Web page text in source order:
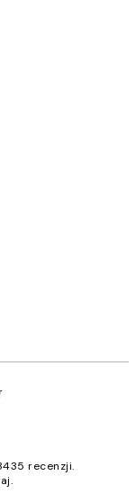
recenzji.